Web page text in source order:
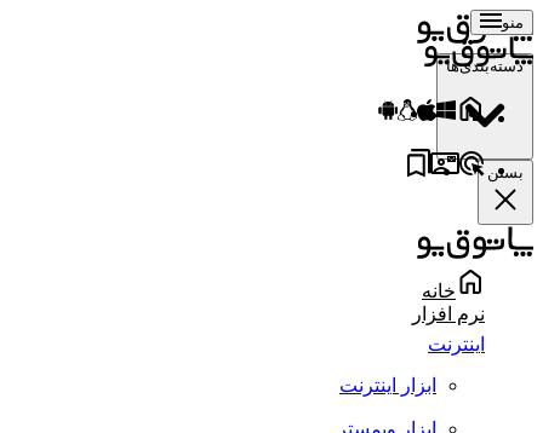
منو
دسته‌بندی‌ها
بستن
خانه
نرم افزار
اینترنت
ابزار اینترنت
ابزار وبمستر